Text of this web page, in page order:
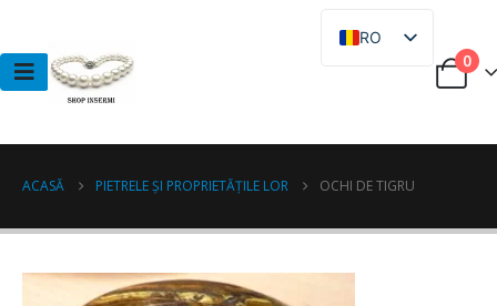
RO
RU
0
ACASĂ PIETRELE ȘI PROPRIETĂȚILE LOR OCHI DE TIGRU